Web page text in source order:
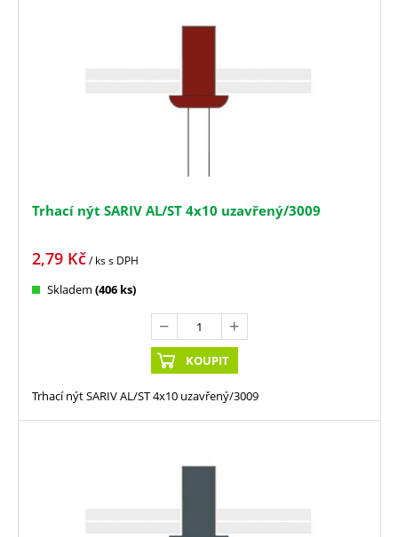
Trhací nýt SARIV AL/ST 4x10 uzavřený/3009
2,79 Kč/ kss DPH
Skladem (406 ks)
KOUPIT
Trhací nýt SARIV AL/ST 4x10 uzavřený/3009